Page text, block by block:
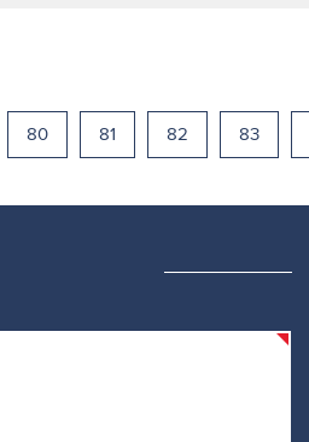
80 81 82 83